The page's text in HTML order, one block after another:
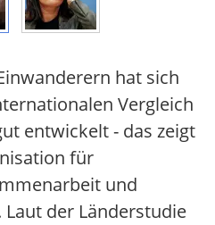
hat sich
Vergleich
entwickelt - das zeigt
für
und
Laut der Länderstudie